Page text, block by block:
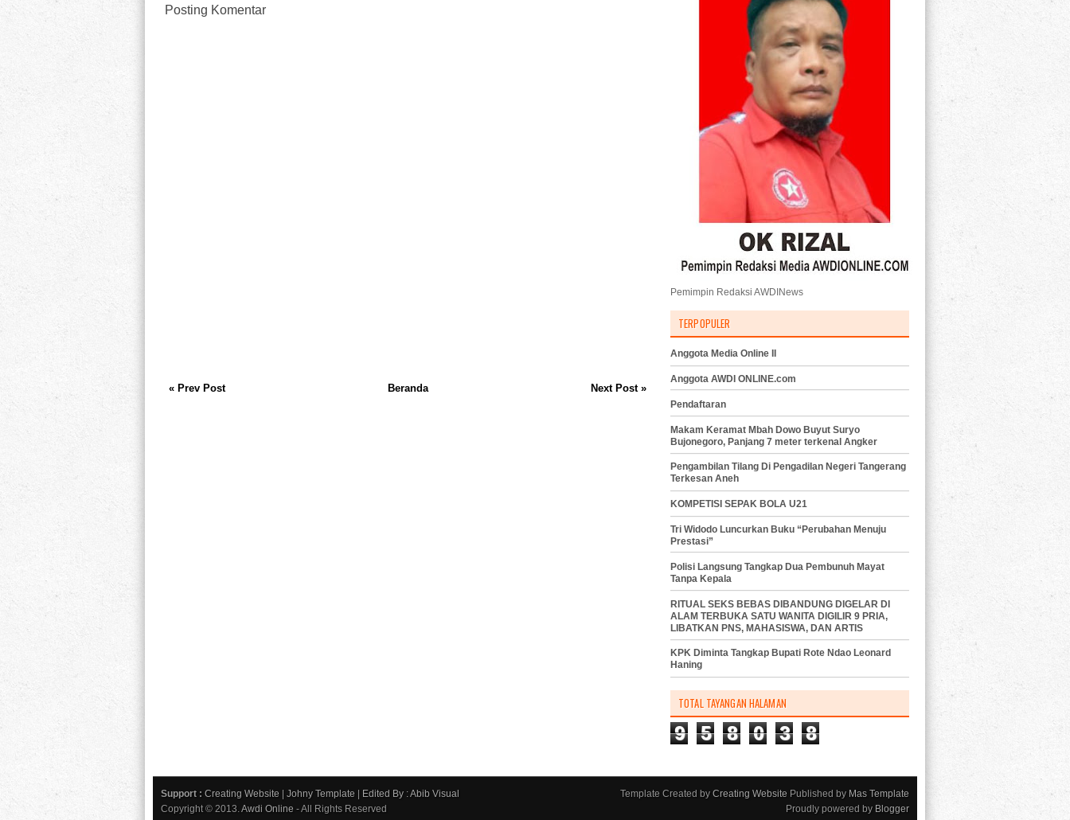
Posting Komentar
« Prev Post Next Post »
Beranda
Pemimpin Redaksi AWDINews
TERPOPULER
Anggota Media Online II
Anggota AWDI ONLINE.com
Pendaftaran
Makam Keramat Mbah Dowo Buyut Suryo
Bujonegoro, Panjang 7 meter terkenal Angker
Pengambilan Tilang Di Pengadilan Negeri Tangerang
Terkesan Aneh
KOMPETISI SEPAK BOLA U21
Tri Widodo Luncurkan Buku “Perubahan Menuju
Prestasi”
Polisi Langsung Tangkap Dua Pembunuh Mayat
Tanpa Kepala
RITUAL SEKS BEBAS DIBANDUNG DIGELAR DI
ALAM TERBUKA SATU WANITA DIGILIR 9 PRIA,
LIBATKAN PNS, MAHASISWA, DAN ARTIS
KPK Diminta Tangkap Bupati Rote Ndao Leonard
Haning
TOTAL TAYANGAN HALAMAN
9 5 8 0 3 8
Support : Creating Website | Johny Template | Edited By : Abib Visual
Copyright © 2013. Awdi Online - All Rights Reserved
Template Created by Creating Website Published by Mas Template
Proudly powered by Blogger